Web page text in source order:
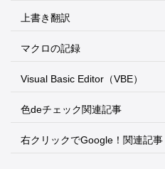
上書き翻訳
マクロの記録
Visual Basic Editor（VBE）
色deチェック関連記事
右クリックでGoogle！関連記事